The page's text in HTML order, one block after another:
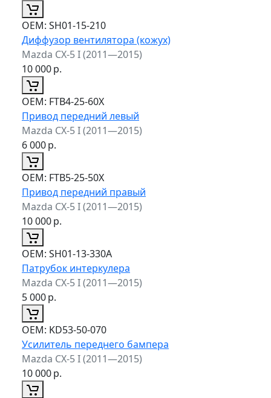
ОЕМ: SH01-15-210
Диффузор вентилятора (кожух)
Mazda CX-5 I (2011—2015)
10 000р.
ОЕМ: FTB4-25-60X
Привод передний левый
Mazda CX-5 I (2011—2015)
6 000р.
ОЕМ: FTB5-25-50X
Привод передний правый
Mazda CX-5 I (2011—2015)
10 000р.
ОЕМ: SH01-13-330A
Патрубок интеркулера
Mazda CX-5 I (2011—2015)
5 000р.
ОЕМ: KD53-50-070
Усилитель переднего бампера
Mazda CX-5 I (2011—2015)
10 000р.